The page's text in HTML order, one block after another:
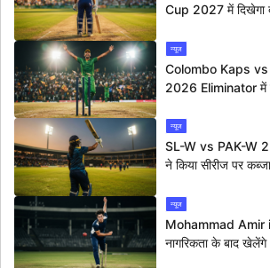
Cup 2027 में दिखेगा
न्यूज
Colombo Kaps
2026 Eliminator में
न्यूज
SL-W vs PAK-W
ने किया सीरीज पर
न्यूज
Mohammad Amir
नागरिकता के बाद